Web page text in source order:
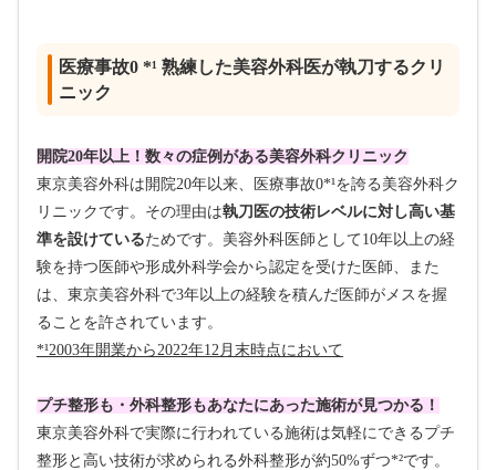
医療事故0 *¹ 熟練した美容外科医が執刀するクリ
ニック
開院20年以上！数々の症例がある美容外科クリニック
東京美容外科は開院20年以来、医療事故0*¹を誇る美容外科ク
リニックです。その理由は執刀医の技術レベルに対し高い基
準を設けているためです。美容外科医師として10年以上の経
験を持つ医師や形成外科学会から認定を受けた医師、また
は、東京美容外科で3年以上の経験を積んだ医師がメスを握
ることを許されています。
*¹2003年開業から2022年12月末時点において
プチ整形も・外科整形もあなたにあった施術が見つかる！
東京美容外科で実際に行われている施術は気軽にできるプチ
整形と高い技術が求められる外科整形が約50%ずつ*²です。